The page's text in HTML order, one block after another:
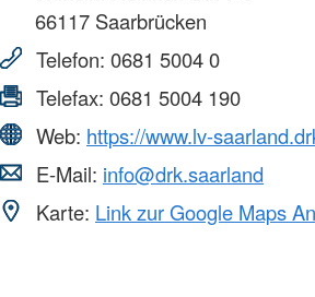
66117 Saarbrücken
Telefon: 0681 5004 0
Telefax: 0681 5004 190
Web: https://www.lv-
E-Mail: info@drk.saarland
Karte: Link zur Google Maps